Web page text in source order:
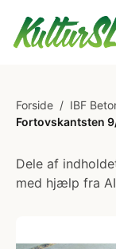
Forside / IBF
Fortovskantsten
Dele af
med hjælp fra